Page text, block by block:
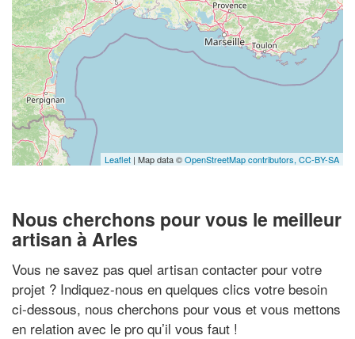
Leaflet | Map data ©OpenStreetMap contributors, CC-BY-SA
Nous cherchons pour vous le meilleur
artisan à Arles
Vous ne savez pas quel artisan contacter pour votre
projet ? Indiquez-nous en quelques clics votre besoin
ci-dessous, nous cherchons pour vous et vous mettons
en relation avec le pro qu’il vous faut !